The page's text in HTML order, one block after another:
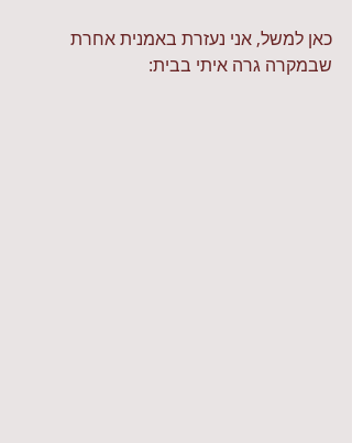
כאן למשל, אני נעזרת באמנית אחרת
שבמקרה גרה איתי בבית: